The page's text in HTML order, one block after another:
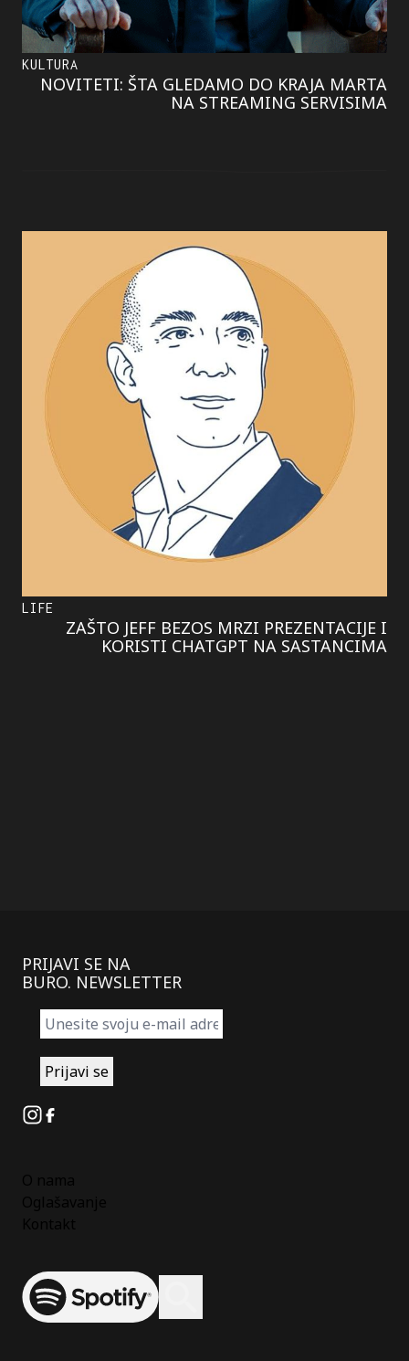
KULTURA
NOVITETI: ŠTA GLEDAMO DO KRAJA MARTA
NA STREAMING SERVISIMA
LIFE
ZAŠTO JEFF BEZOS MRZI PREZENTACIJE I
KORISTI CHATGPT NA SASTANCIMA
PRIJAVI SE NA
BURO. NEWSLETTER
Instagram
Facebook
Spotify